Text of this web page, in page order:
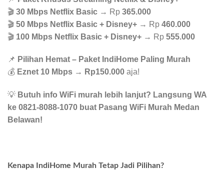
🎬 30 Mbps Netflix Basic → Rp 365.000
🎬 50 Mbps Netflix Basic + Disney+ → Rp 460.000
🎬 100 Mbps Netflix Basic + Disney+ → Rp 555.000
📌 Pilihan Hemat – Paket IndiHome Paling Murah
💰 Eznet 10 Mbps → Rp150.000 aja!
💡 Butuh info WiFi murah lebih lanjut? Langsung WA
ke 0821-8088-1070 buat Pasang WiFi Murah Medan
Belawan!
Kenapa IndiHome Murah Tetap Jadi Pilihan?